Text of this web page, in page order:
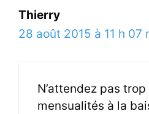
Thierry
28 août 2015 à 11 h 07
N’attendez pas
mensualités à la